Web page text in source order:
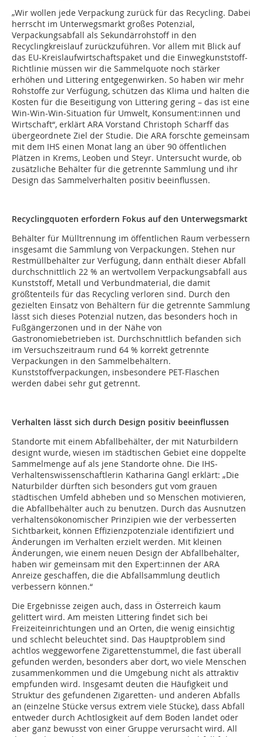
„Wir wollen jede Verpackung zurück für das Recycling. Dabei
herrscht im Unterwegsmarkt großes Potenzial,
Verpackungsabfall als Sekundärrohstoff in den
Recyclingkreislauf zurückzuführen. Vor allem mit Blick auf
das EU-Kreislaufwirtschaftspaket und die Einwegkunststoff-
Richtlinie müssen wir die Sammelquote noch stärker
erhöhen und Littering entgegenwirken. So haben wir mehr
Rohstoffe zur Verfügung, schützen das Klima und halten die
Kosten für die Beseitigung von Littering gering – das ist eine
Win-Win-Win-Situation für Umwelt, Konsument:innen und
Wirtschaft“, erklärt ARA Vorstand Christoph Scharff das
übergeordnete Ziel der Studie. Die ARA forschte gemeinsam
mit dem IHS einen Monat lang an über 90 öffentlichen
Plätzen in Krems, Leoben und Steyr. Untersucht wurde, ob
zusätzliche Behälter für die getrennte Sammlung und ihr
Design das Sammelverhalten positiv beeinflussen.
Recyclingquoten erfordern Fokus auf den Unterwegsmarkt
Behälter für Mülltrennung im öffentlichen Raum verbessern
insgesamt die Sammlung von Verpackungen. Stehen nur
Restmüllbehälter zur Verfügung, dann enthält dieser Abfall
durchschnittlich 22 % an wertvollem Verpackungsabfall aus
Kunststoff, Metall und Verbundmaterial, die damit
größtenteils für das Recycling verloren sind. Durch den
gezielten Einsatz von Behältern für die getrennte Sammlung
lässt sich dieses Potenzial nutzen, das besonders hoch in
Fußgängerzonen und in der Nähe von
Gastronomiebetrieben ist. Durchschnittlich befanden sich
im Versuchszeitraum rund 64 % korrekt getrennte
Verpackungen in den Sammelbehältern.
Kunststoffverpackungen, insbesondere PET-Flaschen
werden dabei sehr gut getrennt.
Verhalten lässt sich durch Design positiv beeinflussen
Standorte mit einem Abfallbehälter, der mit Naturbildern
designt wurde, wiesen im städtischen Gebiet eine doppelte
Sammelmenge auf als jene Standorte ohne. Die IHS-
Verhaltenswissenschaftlerin Katharina Gangl erklärt: „Die
Naturbilder dürften sich besonders gut vom grauen
städtischen Umfeld abheben und so Menschen motivieren,
die Abfallbehälter auch zu benutzen. Durch das Ausnutzen
verhaltensökonomischer Prinzipien wie der verbesserten
Sichtbarkeit, können Effizienzpotenziale identifiziert und
Änderungen im Verhalten erzielt werden. Mit kleinen
Änderungen, wie einem neuen Design der Abfallbehälter,
haben wir gemeinsam mit den Expert:innen der ARA
Anreize geschaffen, die die Abfallsammlung deutlich
verbessern können.“
Die Ergebnisse zeigen auch, dass in Österreich kaum
gelittert wird. Am meisten Littering findet sich bei
Freizeiteinrichtungen und an Orten, die wenig einsichtig
und schlecht beleuchtet sind. Das Hauptproblem sind
achtlos weggeworfene Zigarettenstummel, die fast überall
gefunden werden, besonders aber dort, wo viele Menschen
zusammenkommen und die Umgebung nicht als attraktiv
empfunden wird. Insgesamt deuten die Häufigkeit und
Struktur des gefundenen Zigaretten- und anderen Abfalls
an (einzelne Stücke versus extrem viele Stücke), dass Abfall
entweder durch Achtlosigkeit auf dem Boden landet oder
aber ganz bewusst von einer Gruppe verursacht wird. All